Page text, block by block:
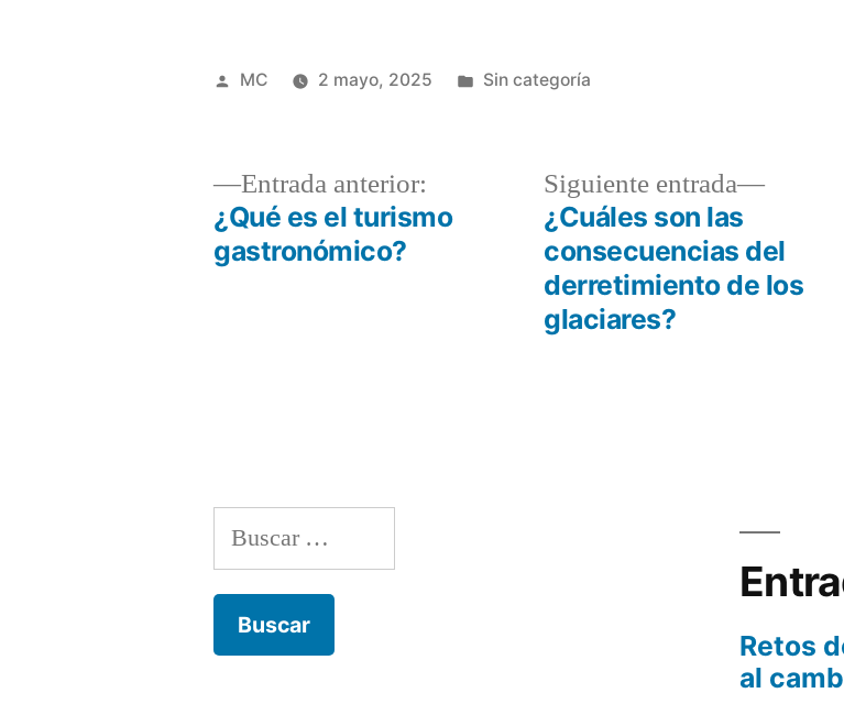
Publicado
MC 2 mayo, 2025
Publicada
Sin categoría
Navegación
Entrada anterior:
anterior:
¿Qué es el turismo
gastronómico?
Siguiente entrada
¿Cuáles son las
consecuencias del
derretimiento de los
glaciares?
Buscar:
Retos
al